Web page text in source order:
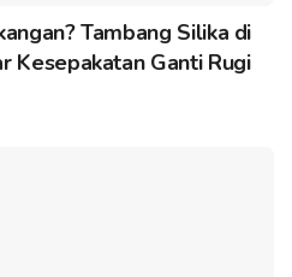
Tambang Silika di
Kesepakatan Ganti Rugi